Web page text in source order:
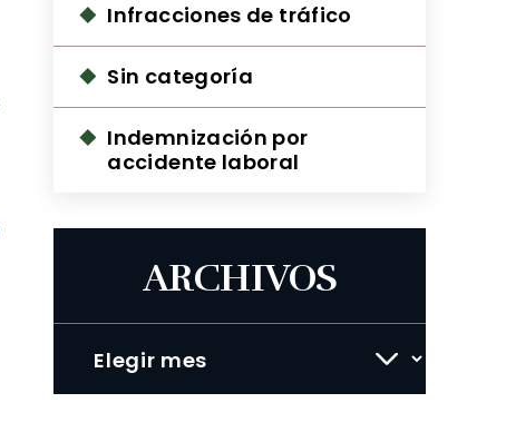
Infracciones de tráfico
Sin categoría
Indemnización por
accidente laboral
ARCHIVOS